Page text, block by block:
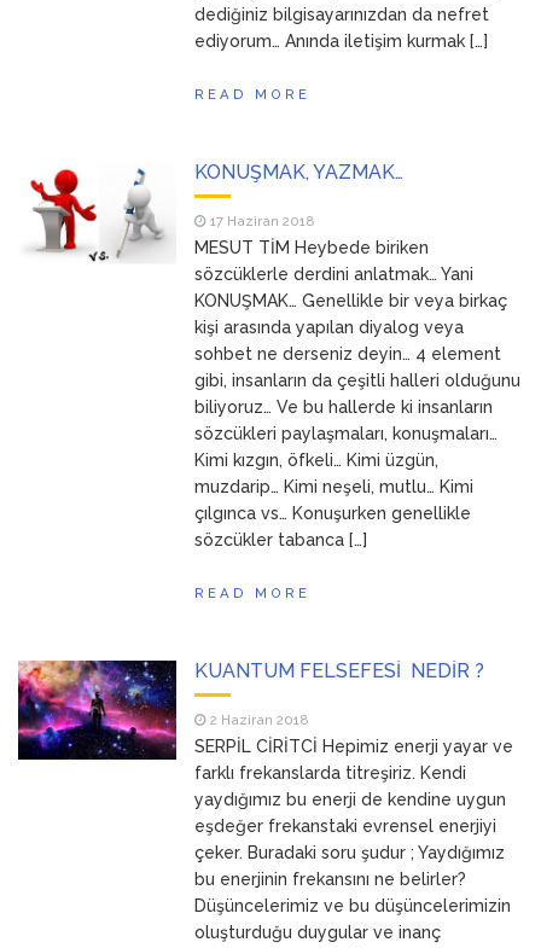
dediğiniz bilgisayarınızdan da nefret
ediyorum… Anında iletişim kurmak […]
READ MORE
KONUŞMAK, YAZMAK…
17 Haziran 2018
MESUT TİM Heybede biriken
sözcüklerle derdini anlatmak… Yani
KONUŞMAK… Genellikle bir veya birkaç
kişi arasında yapılan diyalog veya
sohbet ne derseniz deyin… 4 element
gibi, insanların da çeşitli halleri olduğunu
biliyoruz… Ve bu hallerde ki insanların
sözcükleri paylaşmaları, konuşmaları…
Kimi kızgın, öfkeli… Kimi üzgün,
muzdarip… Kimi neşeli, mutlu… Kimi
çılgınca vs… Konuşurken genellikle
sözcükler tabanca […]
READ MORE
KUANTUM FELSEFESİ NEDİR ?
2 Haziran 2018
SERPİL CİRİTCİ Hepimiz enerji yayar ve
farklı frekanslarda titreşiriz. Kendi
yaydığımız bu enerji de kendine uygun
eşdeğer frekanstaki evrensel enerjiyi
çeker. Buradaki soru şudur ; Yaydığımız
bu enerjinin frekansını ne belirler?
Düşüncelerimiz ve bu düşüncelerimizin
oluşturduğu duygular ve inanç